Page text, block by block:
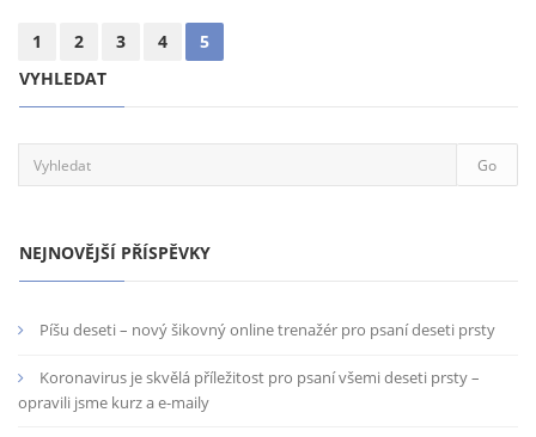
1 2 3 4
5
VYHLEDAT
NEJNOVĚJŠÍ PŘÍSPĚVKY
Píšu deseti – nový šikovný online trenažér pro psaní deseti prsty
Koronavirus je skvělá příležitost pro psaní všemi deseti prsty –
opravili jsme kurz a e-maily